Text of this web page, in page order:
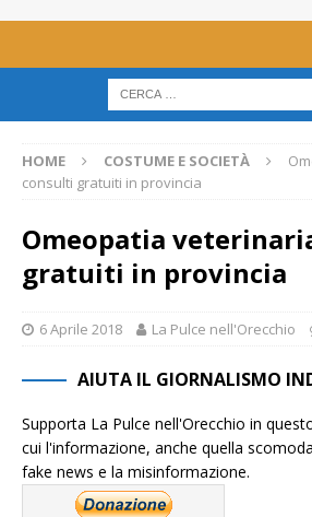
HOME COSTUME E SOCIETÀ
consulti gratuiti in provincia
Omeopatia
gratuiti in provincia
6 Aprile 2018 La Pulce nell'Orecchio
AIUTA IL GIORNALISMO
Supporta La Pulce nell'Orecchio in
cui l'informazione, anche quella
fake news e la misinformazione.